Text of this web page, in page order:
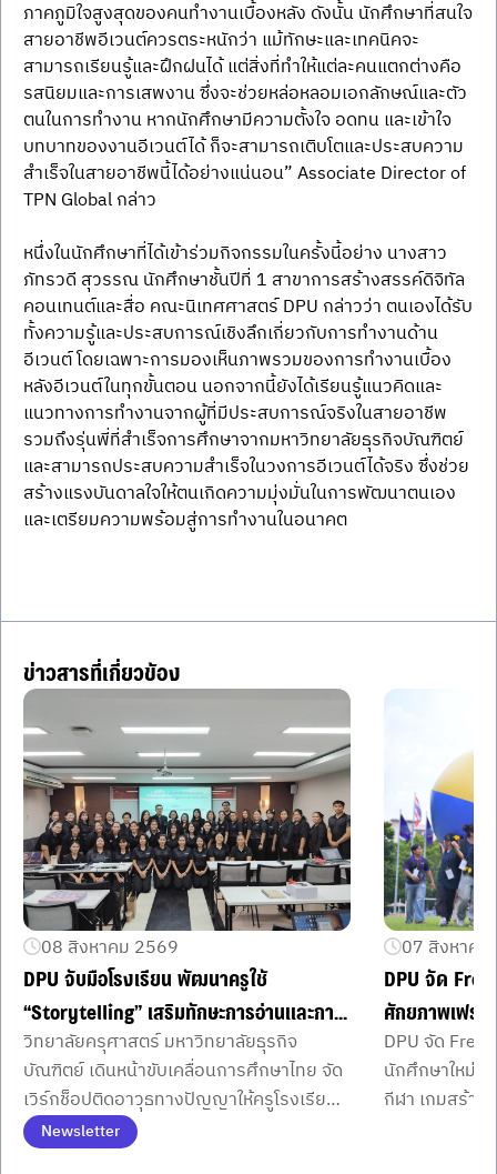
ภาคภูมิใจสูงสุดของคนทำงานเบื้องหลัง ดังนั้น นักศึกษาที่สนใจ
สายอาชีพอีเวนต์ควรตระหนักว่า แม้ทักษะและเทคนิคจะ
สามารถเรียนรู้และฝึกฝนได้ แต่สิ่งที่ทำให้แต่ละคนแตกต่างคือ
รสนิยมและการเสพงาน ซึ่งจะช่วยหล่อหลอมเอกลักษณ์และตัว
ตนในการทำงาน หากนักศึกษามีความตั้งใจ อดทน และเข้าใจ
บทบาทของงานอีเวนต์ได้ ก็จะสามารถเติบโตและประสบความ
สำเร็จในสายอาชีพนี้ได้อย่างแน่นอน” Associate Director of
TPN Global กล่าว
หนึ่งในนักศึกษาที่ได้เข้าร่วมกิจกรรมในครั้งนี้อย่าง นางสาว
ภัทรวดี สุวรรณ นักศึกษาชั้นปีที่ 1 สาขาการสร้างสรรค์ดิจิทัล
คอนเทนต์และสื่อ คณะนิเทศศาสตร์ DPU กล่าวว่า ตนเองได้รับ
ทั้งความรู้และประสบการณ์เชิงลึกเกี่ยวกับการทำงานด้าน
อีเวนต์ โดยเฉพาะการมองเห็นภาพรวมของการทำงานเบื้อง
หลังอีเวนต์ในทุกขั้นตอน นอกจากนี้ยังได้เรียนรู้แนวคิดและ
แนวทางการทำงานจากผู้ที่มีประสบการณ์จริงในสายอาชีพ
รวมถึงรุ่นพี่ที่สำเร็จการศึกษาจากมหาวิทยาลัยธุรกิจบัณฑิตย์
และสามารถประสบความสำเร็จในวงการอีเวนต์ได้จริง ซึ่งช่วย
สร้างแรงบันดาลใจให้ตนเกิดความมุ่งมั่นในการพัฒนาตนเอง
และเตรียมความพร้อมสู่การทำงานในอนาคต
ข่าวสารที่เกี่ยวข้อง
08 สิงหาคม 2569
DPU จับมือโรงเรียน พัฒนาครูใช้
“Storytelling” เสริมทักษะการอ่านและการ
คิดของผู้เรียน
วิทยาลัยครุศาสตร์ มหาวิทยาลัยธุรกิจ
บัณฑิตย์ เดินหน้าขับเคลื่อนการศึกษาไทย จัด
เวิร์กช็อปติดอาวุธทางปัญญาให้ครูโรงเรียน
พื้นที่ภาคกลางตอนบนนำเรื่องเล่าทรงพลัง
เสริมศักยภาพการคิดและการอ่านอย่าง
Newsletter
07 สิงหาค
DPU จัด
ศักยภาพเฟรช
คณะ
DPU จัด
นักศึกษาใหม่จ
กีฬา เกมสร้า